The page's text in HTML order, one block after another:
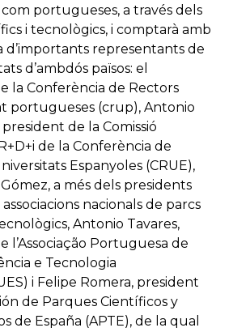
portugueses, a través dels
i tecnològics, i comptarà amb
d’importants representants de
d’ambdós països: el
la Conferència de Rectors
portugueses (crup), Antonio
president de la Comissió
de la Conferència de
Espanyoles (CRUE),
a més dels presidents
nacionals de parcs
Antonio Tavares,
l’Associação Portuguesa de
e Tecnologia
i Felipe Romera, president
de Parques Científicos y
de España (APTE), de la qual